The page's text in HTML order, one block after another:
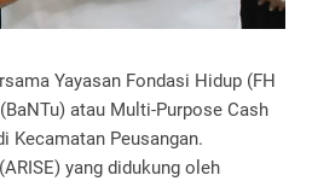
Yayasan Fondasi Hidup (FH
atau Multi-Purpose Cash
Kecamatan Peusangan.
yang didukung oleh